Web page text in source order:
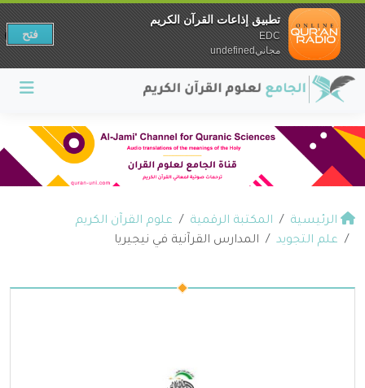
الرئيسية المكتبة الرقمية
علوم القرآن الكريم
علم التجويد
المدارس القرآنية في نيجيريا
تطبيق إذاعات القرآن الكريم
EDC
مجانيundefined
فتح